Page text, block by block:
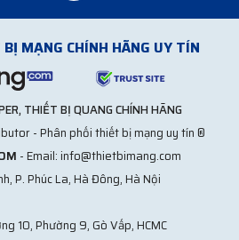
MẠNG CHÍNH HÃNG UY TÍN
THIẾT BỊ QUANG CHÍNH HÃNG
- Phân phối thiết bị mạng uy tín ®
- Email: info@thietbimang.com
P. Phúc La, Hà Đông, Hà Nội
10, Phường 9, Gò Vấp, HCMC